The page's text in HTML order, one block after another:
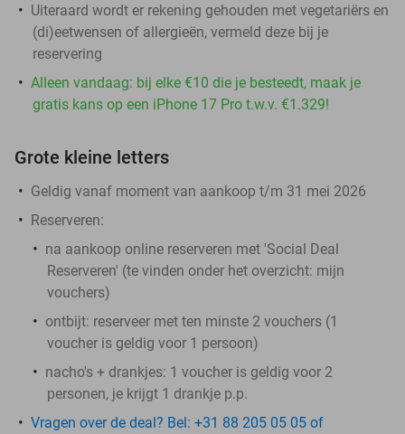
Uiteraard wordt er rekening gehouden met vegetariërs en
(di)eetwensen of allergieën, vermeld deze bij je
reservering
Alleen vandaag: bij elke €10 die je besteedt, maak je
gratis kans op een iPhone 17 Pro t.w.v. €1.329!
Grote kleine letters
Geldig vanaf moment van aankoop t/m 31 mei 2026
Reserveren:
na aankoop online reserveren met 'Social Deal
Reserveren' (te vinden onder het overzicht: mijn
vouchers)
ontbijt: reserveer met ten minste 2 vouchers (1
voucher is geldig voor 1 persoon)
nacho's + drankjes: 1 voucher is geldig voor 2
personen, je krijgt 1 drankje p.p.
Vragen over de deal? Bel: +31 88 205 05 05 of